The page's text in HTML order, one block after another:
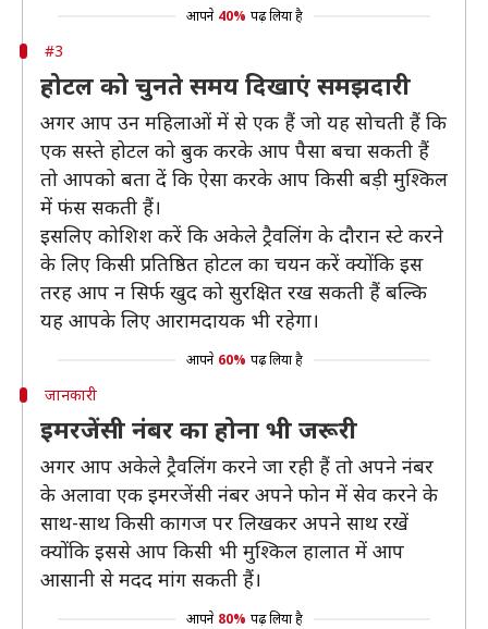
आपने 40% पढ़ लिया है
#3
होटल को चुनते समय दिखाएं समझदारी
अगर आप उन महिलाओं में से एक हैं जो यह सोचती हैं कि
एक सस्ते होटल को बुक करके आप पैसा बचा सकती हैं
तो आपको बता दें कि ऐसा करके आप किसी बड़ी मुश्किल
में फंस सकती हैं।
इसलिए कोशिश करें कि अकेले ट्रैवलिंग के दौरान स्टे करने
के लिए किसी प्रतिष्ठित होटल का चयन करें क्योंकि इस
तरह आप न सिर्फ खुद को सुरक्षित रख सकती हैं बल्कि
यह आपके लिए आरामदायक भी रहेगा।
आपने 60% पढ़ लिया है
जानकारी
इमरजेंसी नंबर का होना भी जरूरी
अगर आप अकेले ट्रैवलिंग करने जा रही हैं तो अपने नंबर
के अलावा एक इमरजेंसी नंबर अपने फोन में सेव करने के
साथ-साथ किसी कागज पर लिखकर अपने साथ रखें
क्योंकि इससे आप किसी भी मुश्किल हालात में आप
आसानी से मदद मांग सकती हैं।
आपने 80% पढ़ लिया है